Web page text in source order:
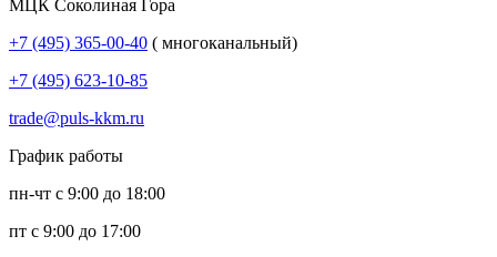
МЦК Соколиная Гора
+7 (495) 365-00-40 ( многоканальный)
+7 (495) 623-10-85
trade@puls-kkm.ru
График работы
пн-чт с 9:00 до 18:00
пт с 9:00 до 17:00